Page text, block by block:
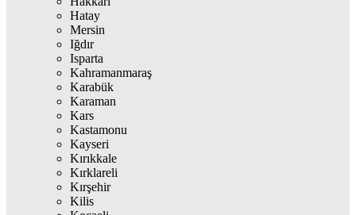
Hatay
Mersin
Iğdır
Isparta
Kahramanmaraş
Karabük
Karaman
Kars
Kastamonu
Kayseri
Kırıkkale
Kırklareli
Kırşehir
Kilis